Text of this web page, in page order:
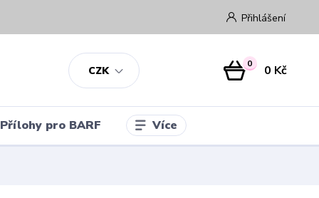
CZK
Přihlášení
0 0 Kč
Přílohy pro BARF Více